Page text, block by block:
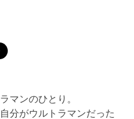
マンのひとり。
分がウルトラマンだった